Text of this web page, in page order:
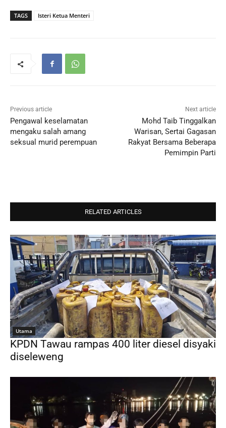
TAGS Isteri Ketua Menteri
Previous article
Pengawal keselamatan
mengaku salah amang
seksual murid perempuan
Next article
Mohd Taib Tinggalkan
Warisan, Sertai Gagasan
Rakyat Bersama Beberapa
Pemimpin Parti
RELATED ARTICLES
Utama
KPDN Tawau rampas 400 liter diesel disyaki
diseleweng